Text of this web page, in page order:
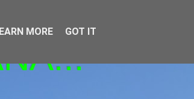
MORE GOT IT